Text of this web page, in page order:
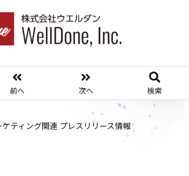
前へ 次へ 検索
ケティング関連 プレスリリース情報